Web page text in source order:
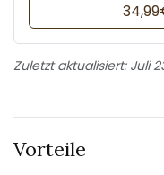
Zuletzt aktualisiert: Juli
Vorteile